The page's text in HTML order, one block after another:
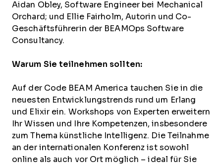
Aidan Obley, Software Engineer bei Mechanical
Orchard; und Ellie Fairholm, Autorin und Co-
Geschäftsführerin der BEAMOps Software
Consultancy.
Warum Sie teilnehmen sollten:
Auf der Code BEAM America tauchen Sie in die
neuesten Entwicklungstrends rund um Erlang
und Elixir ein. Workshops von Experten erweitern
Ihr Wissen und Ihre Kompetenzen, insbesondere
zum Thema künstliche Intelligenz. Die Teilnahme
an der internationalen Konferenz ist sowohl
online als auch vor Ort möglich – ideal für Sie